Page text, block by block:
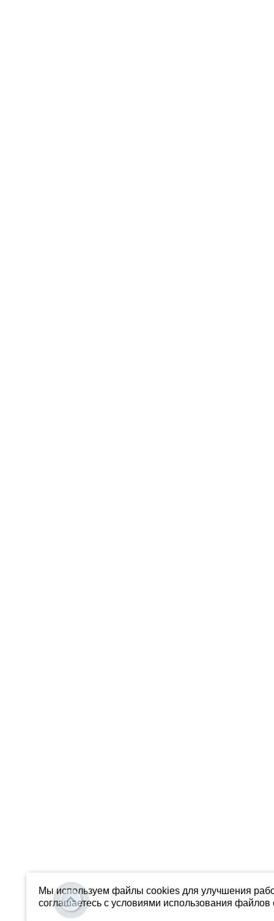
Мы используем файлы cookies для улучшения
соглашаетесь с условиями использования файлов